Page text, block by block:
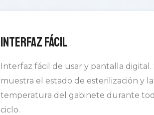
Interfaz fácil
Interfaz fácil de usar y pantalla digital.
muestra el estado de esterilización y la
temperatura del gabinete durante
ciclo.